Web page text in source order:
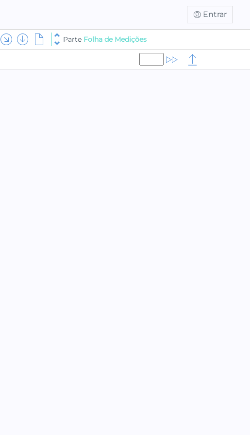
Entrar
Parte Folha de Medições